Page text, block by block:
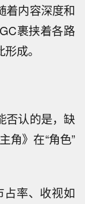
着内容深度和
裹挟着各路
成。
否认的是，缺
角》在“角色”
率、收视如